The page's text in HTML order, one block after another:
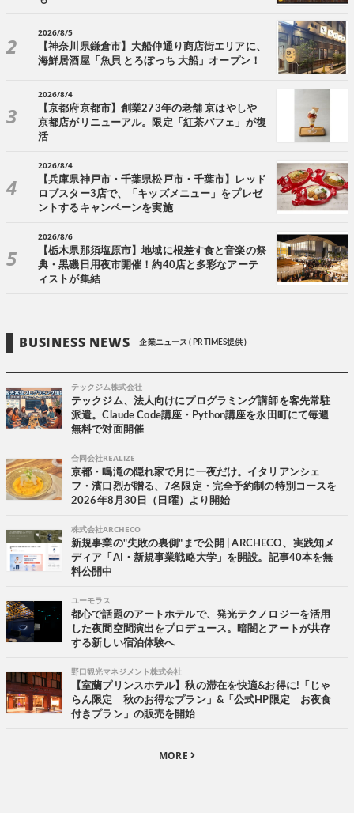
2026/8/5
【神奈川県鎌倉市】大船仲通り商店街エリアに、
海鮮居酒屋「魚貝 とろぼっち 大船」オープン！
2026/8/4
【京都府京都市】創業273年の老舗 京はやしや
京都店がリニューアル。限定「紅茶パフェ」が復
活
2026/8/4
【兵庫県神戸市・千葉県松戸市・千葉市】レッド
ロブスター3店で、「キッズメニュー」をプレゼ
ントするキャンペーンを実施
2026/8/6
【栃木県那須塩原市】地域に根差す食と音楽の祭
典・黒磯日用夜市開催！約40店と多彩なアーテ
ィストが集結
BUSINESS NEWS 企業ニュース ( PR TIMES提供 )
テックジム株式会社
テックジム、法人向けにプログラミング講師を客先常駐
派遣。Claude Code講座・Python講座を永田町にて毎週
無料で対面開催
合同会社REALIZE
京都・鳴滝の隠れ家で月に一夜だけ。イタリアンシェ
フ・濱口烈が贈る、7名限定・完全予約制の特別コースを
2026年8月30日（日曜）より開始
株式会社ARCHECO
新規事業の"失敗の裏側"まで公開 | ARCHECO、実践知メ
ディア「AI・新規事業戦略大学」を開設。記事40本を無
料公開中
ユーモラス
都心で話題のアートホテルで、発光テクノロジーを活用
した夜間空間演出をプロデュース。暗闇とアートが共存
する新しい宿泊体験へ
野口観光マネジメント株式会社
【室蘭プリンスホテル】秋の滞在を快適&お得に!「じゃ
らん限定 秋のお得なプラン」&「公式HP限定 お夜食
付きプラン」の販売を開始
MORE